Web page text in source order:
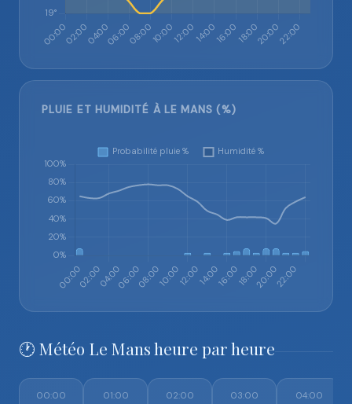
PLUIE ET HUMIDITÉ À LE MANS (%)
🕐 Météo Le Mans heure par heure
00:00 01:00 02:00 03:00 04:00